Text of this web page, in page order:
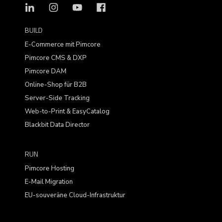
BUILD
E-Commerce mit Pimcore
Pimcore CMS & DXP
Pimcore DAM
Online-Shop für B2B
Server-Side Tracking
Web-to-Print & EasyCatalog
Blackbit Data Director
RUN
Pimcore Hosting
E-Mail Migration
EU-souveräne Cloud-Infrastruktur